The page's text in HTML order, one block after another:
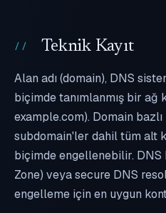
Teknik Kayıt
Alan adı (domain), DNS
biçimde tanımlanmış bir ağ
example.com). Domain bazlı
subdomain'ler dahil tüm alt
biçimde engellenebilir. DNS
Zone) veya secure DNS
engelleme için en uygun